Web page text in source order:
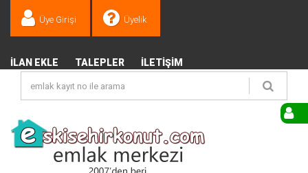
Üye Girişi Üyelik
İLAN EKLE TALEPLER İLETIŞIM